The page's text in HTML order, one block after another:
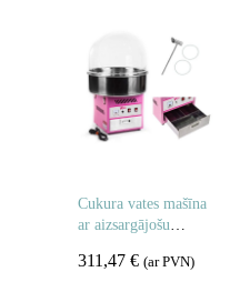
Cukura vates mašīna
ar aizsargājošu
311,47 € (ar PVN)